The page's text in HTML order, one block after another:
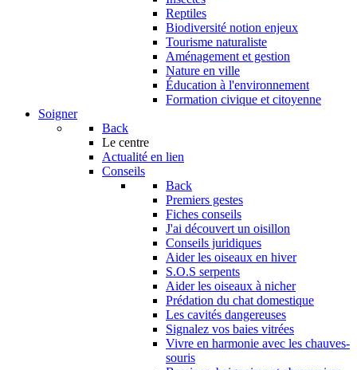
Reptiles
Biodiversité notion enjeux
Tourisme naturaliste
Aménagement et gestion
Nature en ville
Éducation à l'environnement
Formation civique et citoyenne
Soigner
Back
Le centre
Actualité en lien
Conseils
Back
Premiers gestes
Fiches conseils
J'ai découvert un oisillon
Conseils juridiques
Aider les oiseaux en hiver
S.O.S serpents
Aider les oiseaux à nicher
Prédation du chat domestique
Les cavités dangereuses
Signalez vos baies vitrées
Vivre en harmonie avec les chauves-
souris